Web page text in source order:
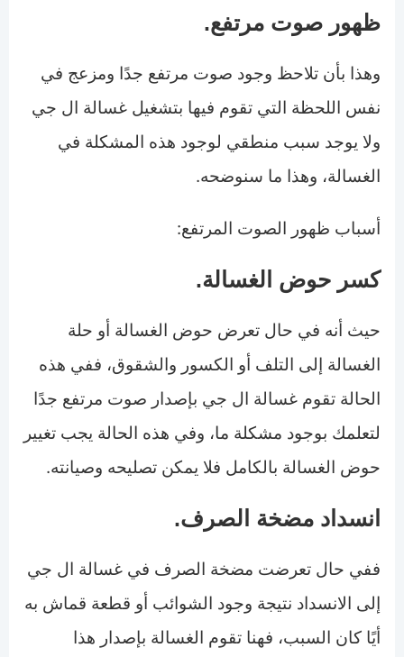
ظهور صوت مرتفع.
وهذا بأن تلاحظ وجود صوت مرتفع جدًا ومزعج في
نفس اللحظة التي تقوم فيها بتشغيل غسالة ال جي
ولا يوجد سبب منطقي لوجود هذه المشكلة في
الغسالة، وهذا ما سنوضحه.
أسباب ظهور الصوت المرتفع:
كسر حوض الغسالة.
حيث أنه في حال تعرض حوض الغسالة أو حلة
الغسالة إلى التلف أو الكسور والشقوق، ففي هذه
الحالة تقوم غسالة ال جي بإصدار صوت مرتفع جدًا
لتعلمك بوجود مشكلة ما، وفي هذه الحالة يجب تغيير
حوض الغسالة بالكامل فلا يمكن تصليحه وصيانته.
انسداد مضخة الصرف.
ففي حال تعرضت مضخة الصرف في غسالة ال جي
إلى الانسداد نتيجة وجود الشوائب أو قطعة قماش به
أيًا كان السبب، فهنا تقوم الغسالة بإصدار هذا